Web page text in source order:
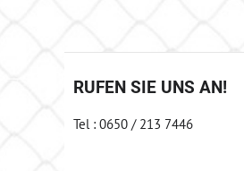
RUFEN SIE UNS AN!
Tel : 0650 / 213 7446